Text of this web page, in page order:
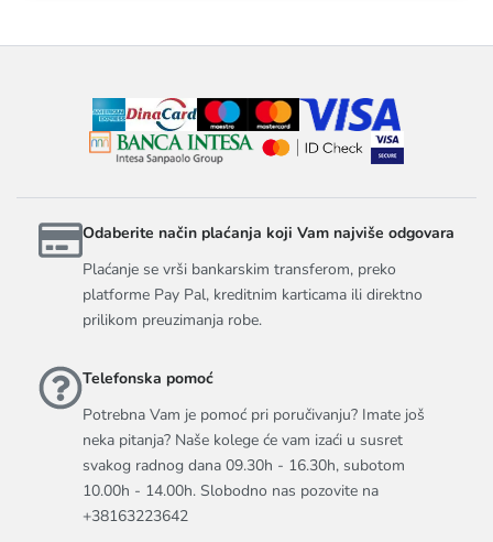
Odaberite način plaćanja koji Vam najviše odgovara
Plaćanje se vrši bankarskim transferom, preko
platforme Pay Pal, kreditnim karticama ili direktno
prilikom preuzimanja robe.
Telefonska pomoć
Potrebna Vam je pomoć pri poručivanju? Imate još
neka pitanja? Naše kolege će vam izaći u susret
svakog radnog dana 09.30h - 16.30h, subotom
10.00h - 14.00h. Slobodno nas pozovite na
+38163223642